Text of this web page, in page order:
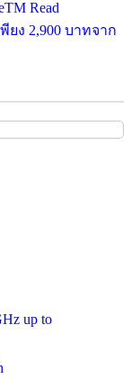
Read
ยง 2,900 บาทจาก
up to